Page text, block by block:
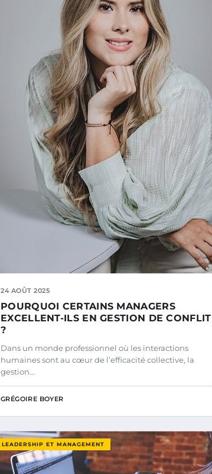
24 AOÛT 2025
POURQUOI CERTAINS MANAGERS
EXCELLENT-ILS EN GESTION DE CONFLIT
?
Dans un monde professionnel où les interactions
humaines sont au cœur de l’efficacité collective, la
gestion…
GRÉGOIRE BOYER
LEADERSHIP ET MANAGEMENT